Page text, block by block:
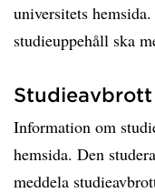
universitets
studieuppehåll ska
Studieavbrott
Information om
hemsida. Den
meddela